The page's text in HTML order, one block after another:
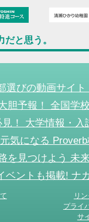
と思う。
選びの動画サイト
胆予報！ 全国学
！ 大学情報・入
気になる
を見つけよう 未
ベントも掲載! ナ
リ
プライ
サ